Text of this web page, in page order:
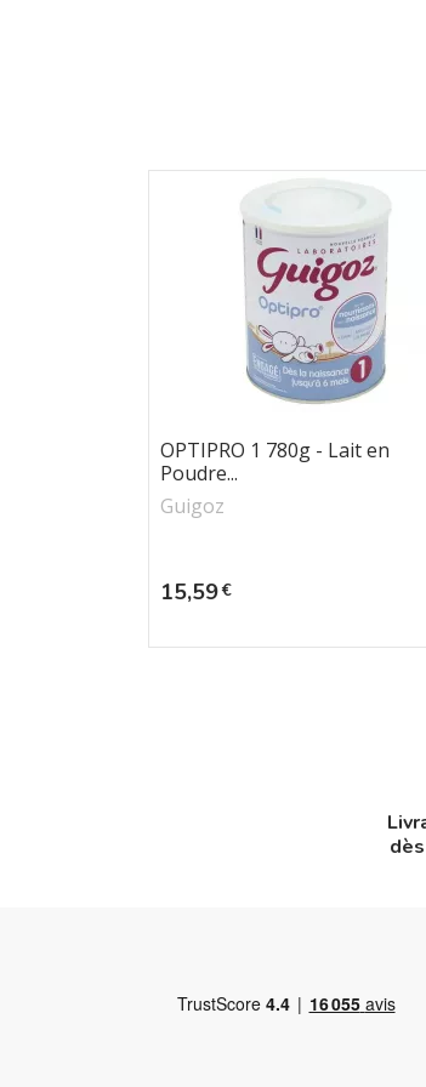
OPTIPRO 1 780g - Lait en
Poudre...
Guigoz
Prix
15,59€